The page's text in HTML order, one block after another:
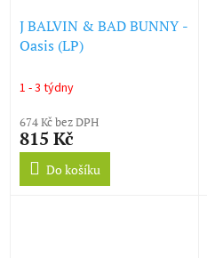
J BALVIN & BAD BUNNY -
Oasis (LP)
1 - 3 týdny
674 Kč bez DPH
815 Kč
Do košíku